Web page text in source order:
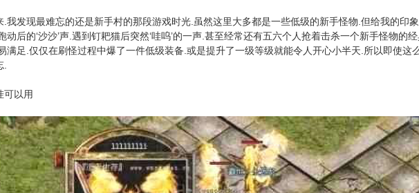
.我发现最难忘的还是新手村的那段游戏时光.虽然这里大多都是一些低级的新手怪物.但给我的印
动后的‘沙沙’声.遇到钉耙猫后突然‘哇呜’的一声.甚至经常还有五六个人抢着击杀一个新手怪物的
满足.仅仅在刷怪过程中爆了一件低级装备.或是提升了一级等级就能令人开心小半天.所以即使这
可以用